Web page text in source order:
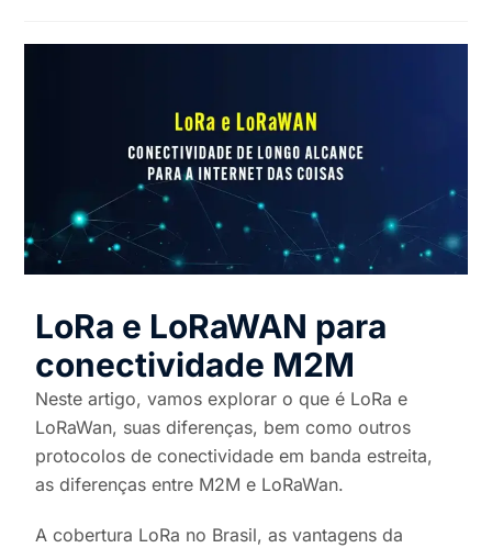
LoRa e LoRaWAN para
conectividade M2M
Neste artigo, vamos explorar o que é LoRa e
LoRaWan, suas diferenças, bem como outros
protocolos de conectividade em banda estreita,
as diferenças entre M2M e LoRaWan.
A cobertura LoRa no Brasil, as vantagens da